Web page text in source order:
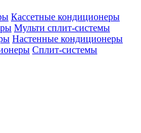
Кассетные кондиционеры
Мульти сплит-системы
Настенные кондиционеры
Сплит-системы